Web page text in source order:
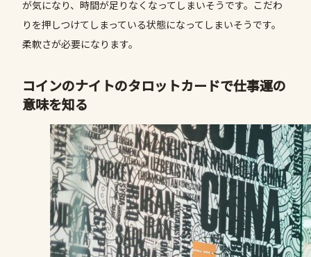
が気になり、時間が足りなくなってしまいそうです。こだわ
りを押しつけてしまっている状態になってしまいそうです。
柔軟さが必要になります。
コインのナイトのタロットカードで仕事運の
意味を知る